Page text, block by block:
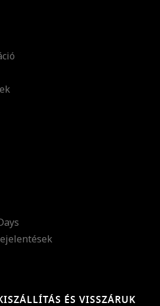
ÉS VISSZÁRUK